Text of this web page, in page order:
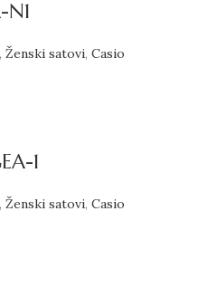
N1
, Ženski satovi, Casio
1
, Ženski satovi, Casio